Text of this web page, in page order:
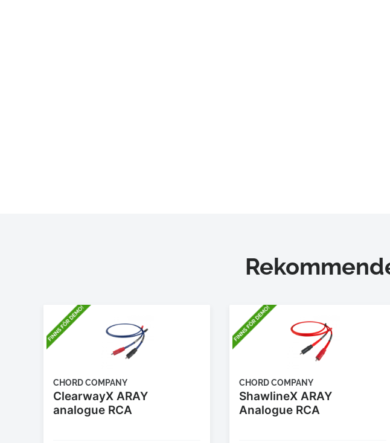
CHORD COMPANY
ClearwayX ARAY
analogue RCA
CHORD COMPANY
ShawlineX ARAY
Analogue RCA